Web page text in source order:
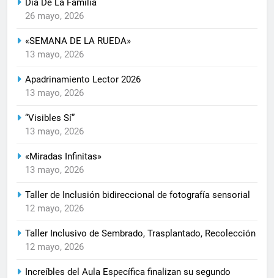
Dia De La Familia
26 mayo, 2026
«SEMANA DE LA RUEDA»
13 mayo, 2026
Apadrinamiento Lector 2026
13 mayo, 2026
“Visibles Sí”
13 mayo, 2026
«Miradas Infinitas»
13 mayo, 2026
Taller de Inclusión bidireccional de fotografía sensorial
12 mayo, 2026
Taller Inclusivo de Sembrado, Trasplantado, Recolección
12 mayo, 2026
Increíbles del Aula Específica finalizan su segundo